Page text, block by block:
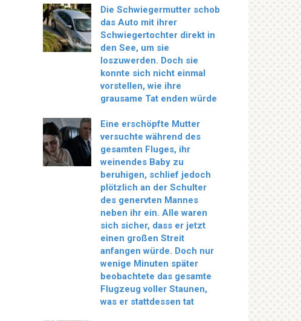
Die Schwiegermutter schob
das Auto mit ihrer
Schwiegertochter direkt in
den See, um sie
loszuwerden. Doch sie
konnte sich nicht einmal
vorstellen, wie ihre
grausame Tat enden würde
Eine erschöpfte Mutter
versuchte während des
gesamten Fluges, ihr
weinendes Baby zu
beruhigen, schlief jedoch
plötzlich an der Schulter
des genervten Mannes
neben ihr ein. Alle waren
sich sicher, dass er jetzt
einen großen Streit
anfangen würde. Doch nur
wenige Minuten später
beobachtete das gesamte
Flugzeug voller Staunen,
was er stattdessen tat